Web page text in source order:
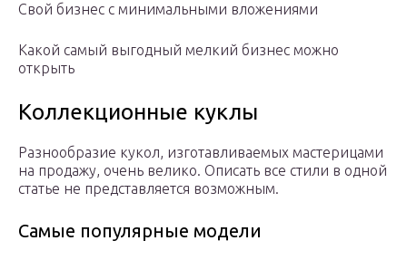
Свой бизнес с минимальными вложениями
Какой самый выгодный мелкий бизнес можно
открыть
Коллекционные куклы
Разнообразие кукол, изготавливаемых мастерицами
на продажу, очень велико. Описать все стили в одной
статье не представляется возможным.
Самые популярные модели